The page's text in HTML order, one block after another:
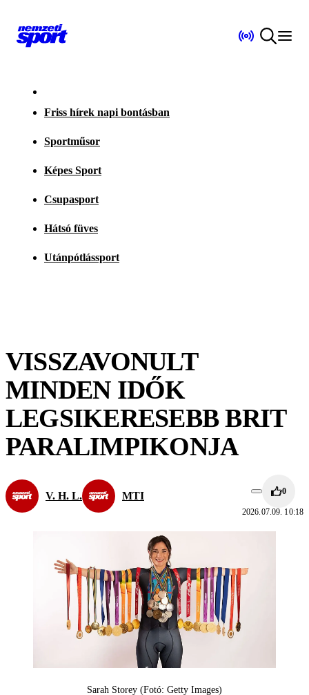
Friss hírek napi bontásban
Sportműsor
Képes Sport
Csupasport
Hátsó füves
Utánpótlássport
VISSZAVONULT
MINDEN IDŐK
LEGSIKERESEBB BRIT
PARALIMPIKONJA
V. H. L. MTI 0
2026.07.09. 10:18
Sarah Storey (Fotó: Getty Images)